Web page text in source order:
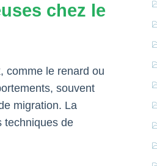
chez le
comme le renard ou
souvent
migration. La
techniques de